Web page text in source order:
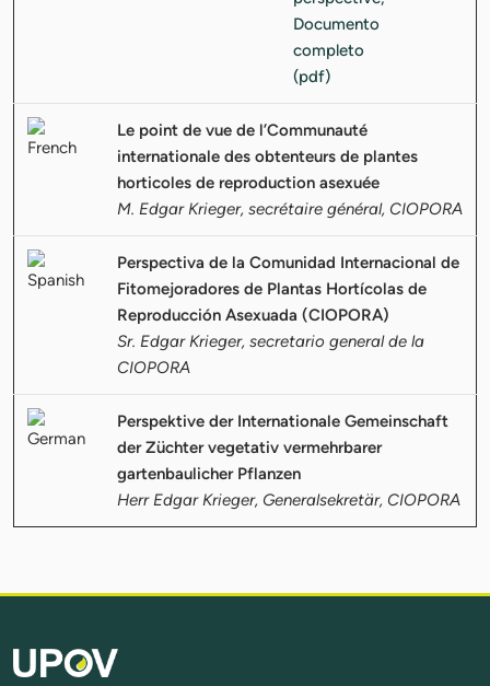
Le point de vue de l’Communauté
internationale des obtenteurs de plantes
horticoles de reproduction asexuée
M. Edgar Krieger, secrétaire général, CIOPORA
Perspectiva de la Comunidad Internacional de
Fitomejoradores de Plantas Hortícolas de
Reproducción Asexuada (CIOPORA)
Sr. Edgar Krieger, secretario general de la
CIOPORA
Perspektive der Internationale Gemeinschaft
der Züchter vegetativ vermehrbarer
gartenbaulicher Pflanzen
Herr Edgar Krieger, Generalsekretär, CIOPORA